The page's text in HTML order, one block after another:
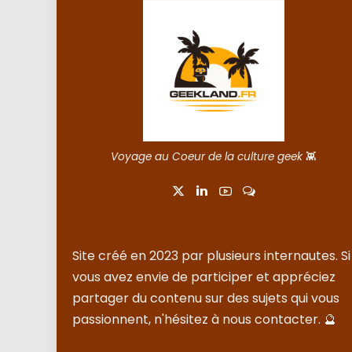
Voyage au Coeur de la culture geek👾
Site créé en 2023 par plusieurs internautes. Si
vous avez envie de participer et appréciez
partager du contenu sur des sujets qui vous
passionnent, n'hésitez à nouscontacter. 🔮